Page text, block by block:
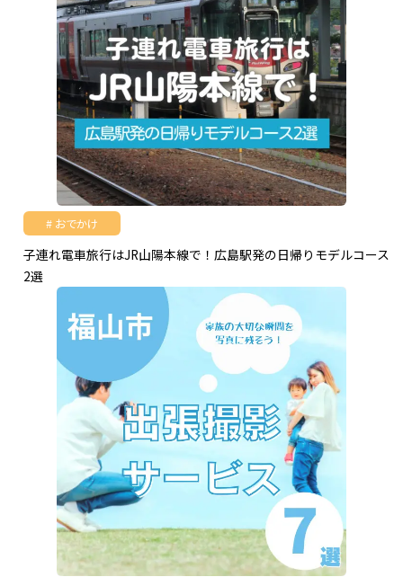
おでかけ
子連れ電車旅行はJR山陽本線で！広島駅発の日帰りモデルコース
2選